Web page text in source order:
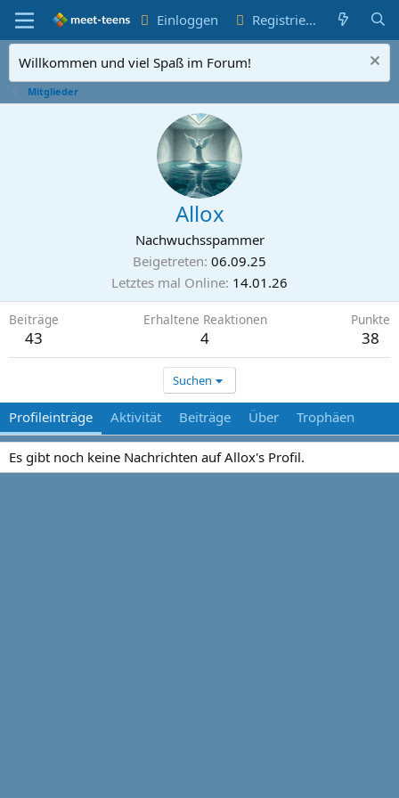
Einloggen Registrieren
Willkommen und viel Spaß im Forum!
Mitglieder
Allox
Nachwuchsspammer
Beigetreten 06.09.25
Letztes mal Online 14.01.26
Beiträge
43
Erhaltene Reaktionen
4
Punkte
38
Suchen
Profileinträge Aktivität Beiträge Über Trophäen
Es gibt noch keine Nachrichten auf Allox's Profil.